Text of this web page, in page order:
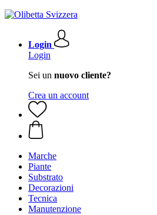
Login
Login
Sei un nuovo cliente?
Crea un account
Marche
Piante
Substrato
Decorazioni
Tecnica
Manutenzione